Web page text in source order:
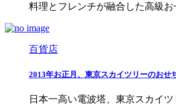
料理とフレンチが融合した高級お
百貨店
2013年お正月、東京スカイツリーのおせ
日本一高い電波塔、東京スカイ